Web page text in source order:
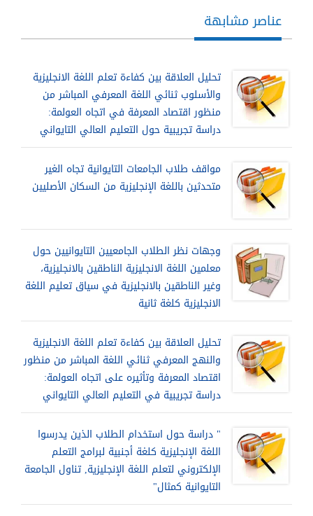
عناصر مشابهة
تحليل العلاقة بين كفاءة تعلم اللغة الانجليزية
والأسلوب ثنائي اللغة المعرفي المباشر من
منظور اقتصاد المعرفة في اتجاه العولمة:
دراسة تجريبية حول التعليم العالي التايواني
مواقف طلاب الجامعات التايوانية تجاه الغير
متحدثين باللغة الإنجليزية من السكان الأصليين
وجهات نظر الطلاب الجامعيين التايوانيين حول
معلمين اللغة الانجليزية الناطقين بالانجليزية،
وغير الناطقين بالانجليزية في سياق تعليم اللغة
الانجليزية كلغة ثانية
تحليل العلاقة بين كفاءة تعلم اللغة الانجليزية
والنهج المعرفي ثنائي اللغة المباشر من منظور
اقتصاد المعرفة وتأثيره على اتجاه العولمة:
دراسة تجريبية في التعليم العالي التايواني
" دراسة حول استخدام الطلاب الذين يدرسوا
اللغة الإنجليزية كلغة أجنبية لبرامج التعلم
الإلكتروني لتعلم اللغة الإنجليزية, تناول الجامعة
التايوانية كمثال"